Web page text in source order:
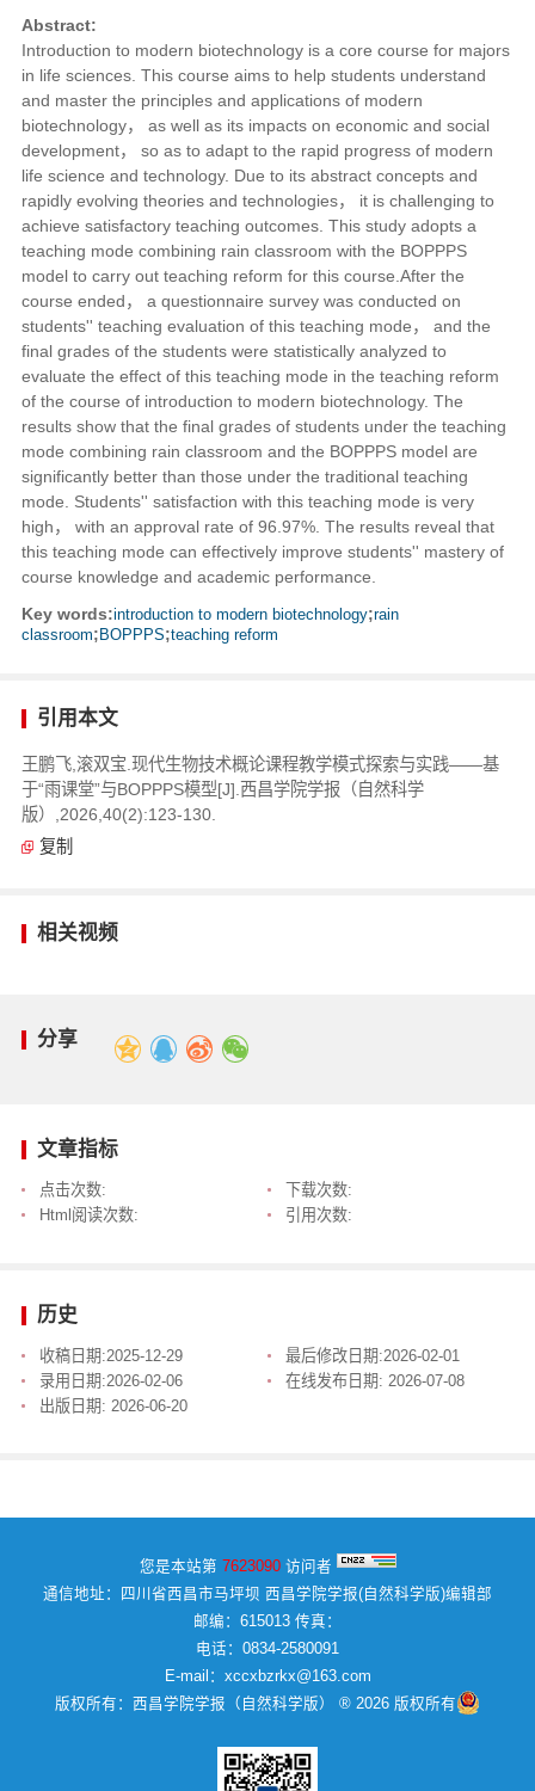
Abstract:
Introduction to modern biotechnology is a core course for majors
in life sciences. This course aims to help students understand
and master the principles and applications of modern
biotechnology， as well as its impacts on economic and social
development， so as to adapt to the rapid progress of modern
life science and technology. Due to its abstract concepts and
rapidly evolving theories and technologies， it is challenging to
achieve satisfactory teaching outcomes. This study adopts a
teaching mode combining rain classroom with the BOPPPS
model to carry out teaching reform for this course.After the
course ended， a questionnaire survey was conducted on
students'' teaching evaluation of this teaching mode， and the
final grades of the students were statistically analyzed to
evaluate the effect of this teaching mode in the teaching reform
of the course of introduction to modern biotechnology. The
results show that the final grades of students under the teaching
mode combining rain classroom and the BOPPPS model are
significantly better than those under the traditional teaching
mode. Students'' satisfaction with this teaching mode is very
high， with an approval rate of 96.97%. The results reveal that
this teaching mode can effectively improve students'' mastery of
course knowledge and academic performance.
Key words:introduction to modern biotechnology;rain
classroom; BOPPPS;teaching reform
引用本文
王鹏飞,滚双宝.现代生物技术概论课程教学模式探索与实践——基
于“雨课堂”与BOPPPS模型[J].西昌学院学报（自然科学
版）,2026,40(2):123-130.
复制
相关视频
分享
文章指标
点击次数:
下载次数:
Html阅读次数:
引用次数:
历史
收稿日期:2025-12-29 最后修改日期:2026-02-01
录用日期:2026-02-06 在线发布日期: 2026-07-08
出版日期: 2026-06-20
您是本站第 7623090访问者
通信地址：四川省西昌市马坪坝 西昌学院学报(自然科学版)编辑部
邮编：615013 传真：
电话：0834-2580091
E-mail：xccxbzrkx@163.com
版权所有：西昌学院学报（自然科学版） ® 2026 版权所有